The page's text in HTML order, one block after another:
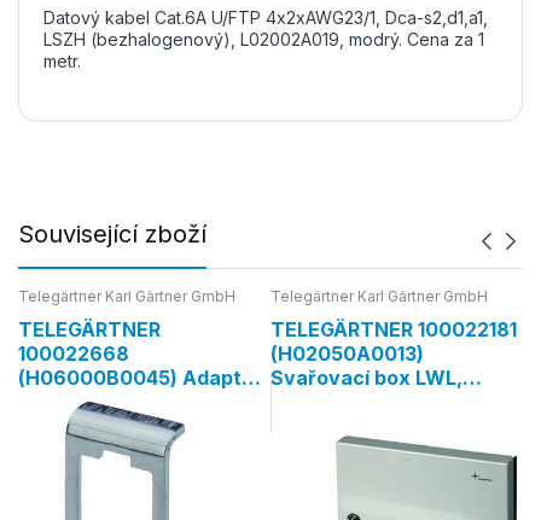
Datový kabel Cat.6A U/FTP 4x2xAWG23/1, Dca-s2,d1,a1,
LSZH (bezhalogenový), L02002A019, modrý. Cena za 1
metr.
Související zboží
Telegärtner Karl Gärtner GmbH
TELEGÄRTNER
100022668
(H06000B0045) Adaptér
na DIN lištu
Telegärtner Karl Gärtner GmbH
TELEGÄRTNER 100022181
(H02050A0013)
Svařovací box LWL,